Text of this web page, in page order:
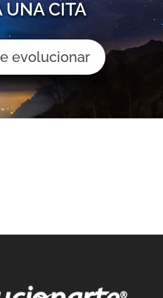
UNA CITA
evolucionar